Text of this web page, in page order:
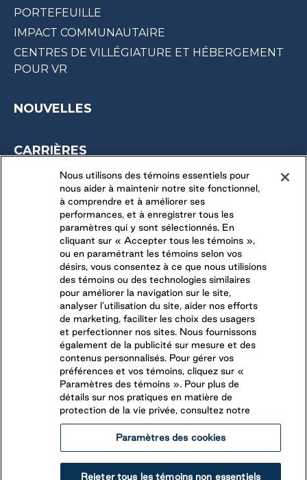
PORTEFEUILLE
IMPACT COMMUNAUTAIRE
CENTRES DE VILLÉGIATURE ET HÉBERGEMENT
POUR VR
NOUVELLES
CARRIÈRES
OPPORTUNITÉS SAISONNIÈRES
DERNIÈRES OPPORTUNITÉS
CONNECTEZ-VOUS AVEC NOUS
SUIVEZ-NOUS SUR
LégalesRapports éthiquesAccessibilité
Nous utilisons des témoins essentiels pour
nous aider à maintenir notre site fonctionnel,
à comprendre et à améliorer ses
performances, et à enregistrer tous les
paramètres qui y sont sélectionnés. En
cliquant sur « Accepter tous les témoins »,
ou en paramétrant les témoins selon vos
désirs, vous consentez à ce que nous utilisions
des témoins ou des technologies similaires
pour améliorer la navigation sur le site,
analyser l’utilisation du site, aider nos efforts
de marketing, faciliter les choix des usagers
et perfectionner nos sites. Nous fournissons
également de la publicité sur mesure et des
contenus personnalisés. Pour gérer vos
préférences et vos témoins, cliquez sur «
Paramètres des témoins ». Pour plus de
détails sur nos pratiques en matière de
protection de la vie privée, consultez notre
Paramètres des cookies
Rejeter tous les témoins non essentiels